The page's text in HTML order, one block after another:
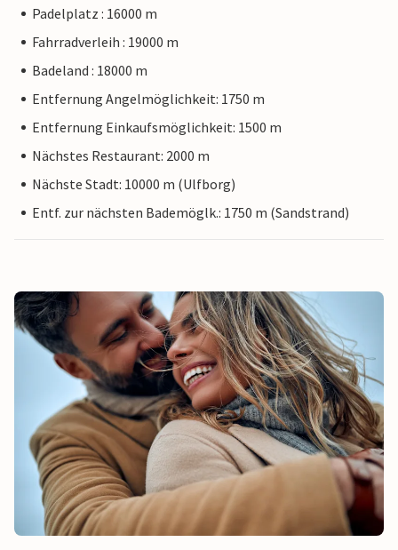
Padelplatz : 16000 m
Fahrradverleih : 19000 m
Badeland : 18000 m
Entfernung Angelmöglichkeit: 1750 m
Entfernung Einkaufsmöglichkeit: 1500 m
Nächstes Restaurant: 2000 m
Nächste Stadt: 10000 m (Ulfborg)
Entf. zur nächsten Bademöglk.: 1750 m (Sandstrand)